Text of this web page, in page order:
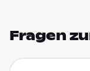
Fragen